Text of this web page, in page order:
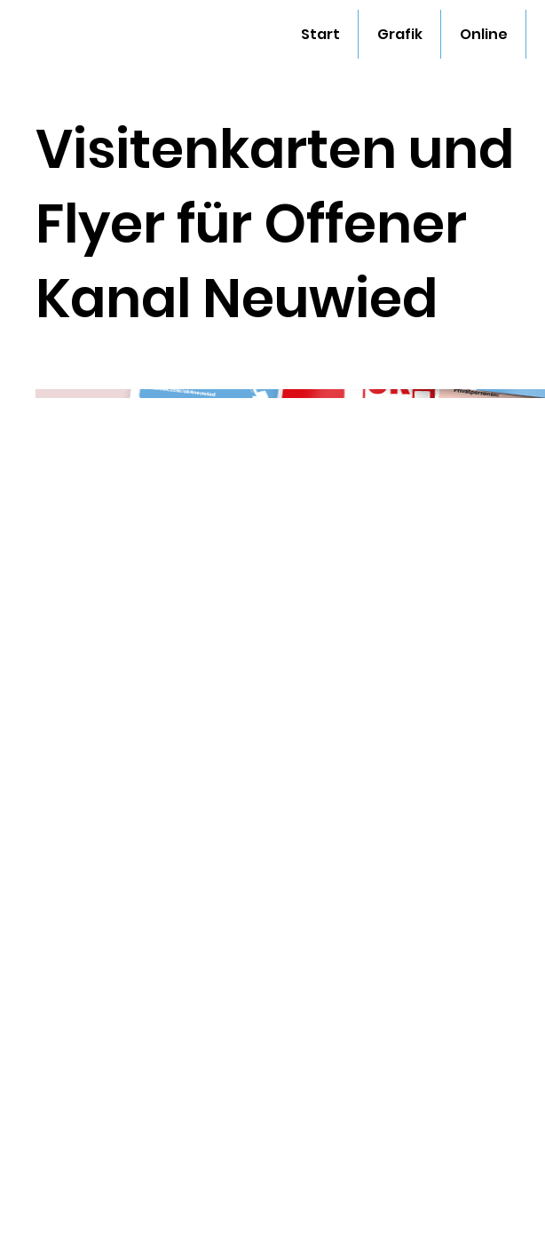
Start Grafik Online
Visitenkarten und
Flyer für Offener
Kanal Neuwied